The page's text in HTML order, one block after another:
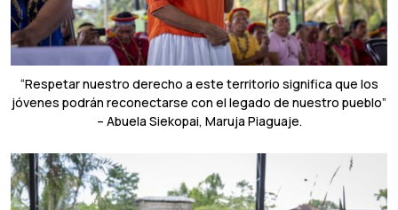
“Respetar nuestro derecho a este territorio significa que los
jóvenes podrán reconectarse con el legado de nuestro pueblo”
– Abuela Siekopai, Maruja Piaguaje.